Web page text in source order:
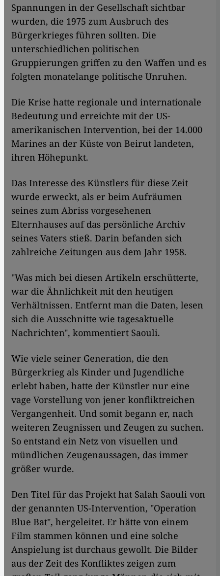
Spannungen in der Gesellschaft sichtbar
wurden, die 1975 zum Ausbruch des
Bürgerkrieges führen sollten. Die
unterschiedlichen politischen
Gruppierungen griffen zu den Waffen und es
folgten monatelange politische Unruhen.
Die Krise hatte regionale und internationale
Bedeutung und erreichte mit der US-
amerikanischen Intervention, bei der 14.000
Marines an der Küste von Beirut landeten,
ihren Höhepunkt.
Das Interesse des Künstlers für diese Zeit
wurde erweckt, als er beim Aufräumen
seines zum Abriss vorgesehenen
Elternhauses auf das persönliche Archiv
seines Vaters stieß. Darin befanden sich
zahlreiche Zeitungen aus dem Jahr 1958.
"Was mich bei diesen Artikeln erschütterte,
war die Ähnlichkeit mit den heutigen
Verhältnissen. Entfernt man die Daten, lesen
sich die Ausschnitte wie tagesaktuelle
Nachrichten", kommentiert Saouli.
Wie viele seiner Generation, die den
Bürgerkrieg als Kinder und Jugendliche
erlebt haben, hatte der Künstler nur eine
vage Vorstellung von jener konfliktreichen
Vergangenheit. Und somit begann er, nach
weiteren Zeugnissen und Zeugen zu suchen.
So entstand ein Netz von visuellen und
mündlichen Zeugenaussagen, das immer
größer wurde.
Den Titel für das Projekt hat Salah Saouli von
der genannten US-Intervention, "Operation
Blue Bat", hergeleitet. Er hätte von einem
Film stammen können und eine solche
Anspielung ist durchaus gewollt. Die Bilder
aus der Zeit des Konfliktes zeigen zum